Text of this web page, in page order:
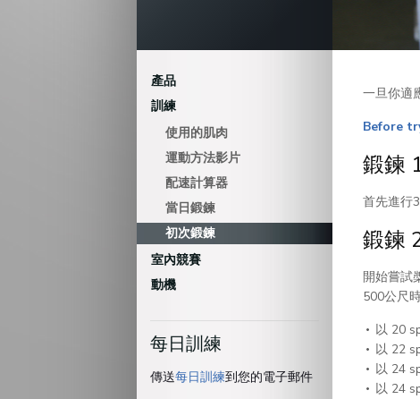
產品
訓練
使用的肌肉
運動方法影片
配速計算器
當日鍛鍊
初次鍛鍊
室內競賽
動機
每日訓練
傳送每日訓練到您的電子郵件
一旦你適
Before
鍛鍊
首先進行
鍛鍊
開始嘗試
500公尺
以 20
以 22
以 24
以 24